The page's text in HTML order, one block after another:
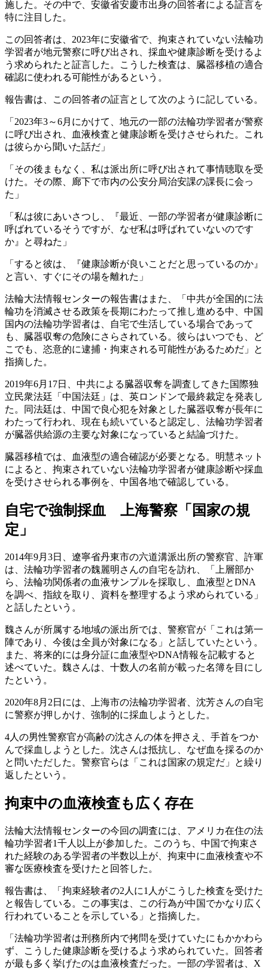
施した。その中で、安徽省安慶市出身の回答者による証言を
特に注目した。
この回答者は、2023年に安徽省で、拘束されていない法輪功
学習者が地元警察に呼び出され、採血や健康診断を受けるよ
う求められたと証言した。こうした検査は、臓器移植の適合
確認に使われる可能性があるという。
報告書は、この回答者の証言として次のように記している。
「2023年3～6月にかけて、地元の一部の法輪功学習者が警察
に呼び出され、血液検査と健康診断を受けさせられた。これ
は彼らから聞いた話だ」
「その後まもなく、私は派出所に呼び出されて事情聴取を受
けた。その際、廊下で市内の公安分局治安課の課長に会っ
た」
「私は彼にあいさつし、『最近、一部の学習者が健康診断に
呼ばれているそうですが、なぜ私は呼ばれていないのです
か』と尋ねた」
「すると彼は、『健康診断が良いことだと思っているのか』
と言い、すぐにその場を離れた」
法輪大法情報センターの報告書はまた、「中共が全国的に法
輪功を消滅させる政策を長期にわたって推し進める中、中国
国内の法輪功学習者は、自宅で生活している場合であって
も、臓器収奪の危険にさらされている。彼らはいつでも、ど
こでも、恣意的に逮捕・拘束される可能性があるためだ」と
指摘した。
2019年6月17日、中共による臓器収奪を調査してきた国際独
立民衆法廷「中国法廷」は、英ロンドンで最終裁定を発表し
た。同法廷は、中国で良心犯を対象とした臓器収奪が長年に
わたって行われ、現在も続いていると認定し、法輪功学習者
が臓器供給源の主要な対象になっていると結論づけた。
臓器移植では、血液型の適合確認が必要となる。明慧ネット
によると、拘束されていない法輪功学習者が健康診断や採血
を受けさせられる事例を、中国各地で確認している。
自宅で強制採血 上海警察「国家の規
定」
2014年9月3日、遼寧省丹東市の六道溝派出所の警察官、許軍
は、法輪功学習者の魏麗明さんの自宅を訪れ、「上層部か
ら、法輪功関係者の血液サンプルを採取し、血液型とDNA
を調べ、指紋を取り、資料を整理するよう求められている」
と話したという。
魏さんが所属する地域の派出所では、警察官が「これは第一
陣であり、今後は全員が対象になる」と話していたという。
また、将来的には身分証に血液型やDNA情報を記載すると
述べていた。魏さんは、十数人の名前が載った名簿を目にし
たという。
2020年8月2日には、上海市の法輪功学習者、沈芳さんの自宅
に警察が押しかけ、強制的に採血しようとした。
4人の男性警察官が高齢の沈さんの体を押さえ、手首をつか
んで採血しようとした。沈さんは抵抗し、なぜ血を採るのか
と問いただした。警察官らは「これは国家の規定だ」と繰り
返したという。
拘束中の血液検査も広く存在
法輪大法情報センターの今回の調査には、アメリカ在住の法
輪功学習者1千人以上が参加した。このうち、中国で拘束さ
れた経験のある学習者の半数以上が、拘束中に血液検査や不
審な医療検査を受けたと回答した。
報告書は、「拘束経験者の2人に1人がこうした検査を受けた
と報告している。この事実は、この行為が中国でかなり広く
行われていることを示している」と指摘した。
「法輪功学習者は刑務所内で拷問を受けていたにもかかわら
ず、こうした健康診断を受けるよう求められていた。回答者
が最も多く挙げたのは血液検査だった。一部の学習者は、X